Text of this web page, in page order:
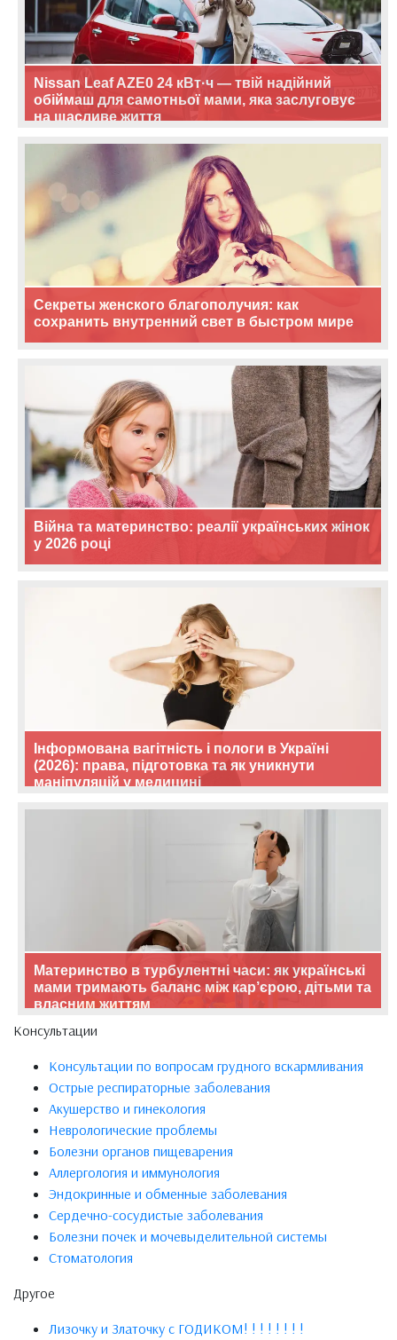
Nissan Leaf AZE0 24 кВт·ч — твій надійний
обіймаш для самотньої мами, яка заслуговує
на щасливе життя
Секреты женского благополучия: как
сохранить внутренний свет в быстром мире
Війна та материнство: реалії українських жінок
у 2026 році
Інформована вагітність і пологи в Україні
(2026): права, підготовка та як уникнути
маніпуляцій у медицині
Материнство в турбулентні часи: як українські
мами тримають баланс між кар’єрою, дітьми та
власним життям
Консультации
Консультации по вопросам грудного вскармливания
Острые респираторные заболевания
Акушерство и гинекология
Неврологические проблемы
Болезни органов пищеварения
Аллергология и иммунология
Эндокринные и обменные заболевания
Сердечно-сосудистые заболевания
Болезни почек и мочевыделительной системы
Стоматология
Другое
Лизочку и Златочку с ГОДИКОМ! ! ! ! ! ! ! !